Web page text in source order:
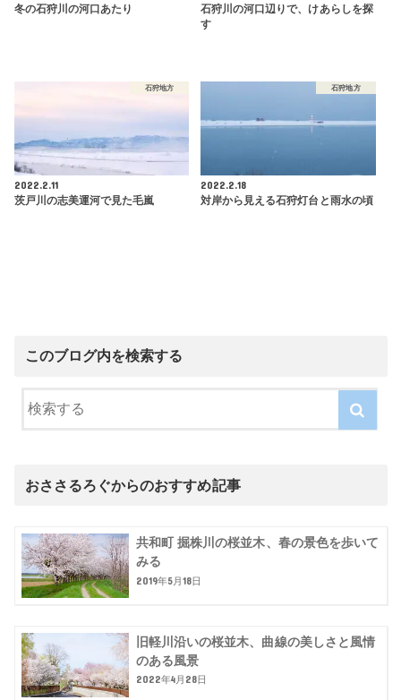
冬の石狩川の河口あたり
石狩川の河口辺りで、けあらしを探
す
石狩地方
2022.2.11
茨戸川の志美運河で見た毛嵐
石狩地方
2022.2.18
対岸から見える石狩灯台と雨水の頃
このブログ内を検索する
おささるろぐからのおすすめ記事
共和町 掘株川の桜並木、春の景色を歩いて
みる
2019年5月18日
旧軽川沿いの桜並木、曲線の美しさと風情
のある風景
2022年4月28日